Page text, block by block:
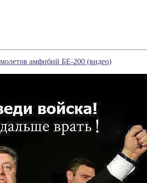
амфибий БЕ-200 (видео)